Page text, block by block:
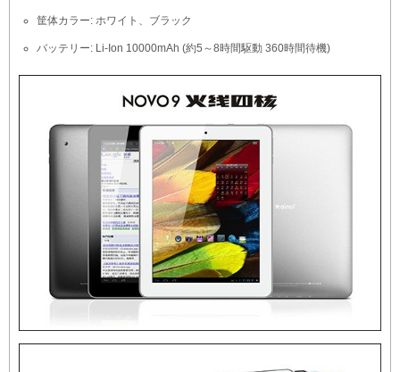
筐体カラー: ホワイト、ブラック
バッテリー: Li-Ion 10000mAh (約5～8時間駆動 360時間待機)